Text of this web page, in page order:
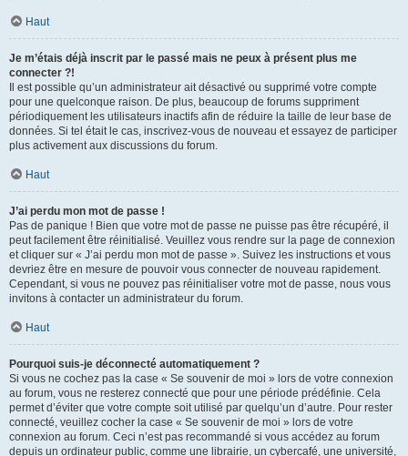
Haut
Je m’étais déjà inscrit par le passé mais ne peux à présent plus me
connecter ?!
Il est possible qu’un administrateur ait désactivé ou supprimé votre compte
pour une quelconque raison. De plus, beaucoup de forums suppriment
périodiquement les utilisateurs inactifs afin de réduire la taille de leur base de
données. Si tel était le cas, inscrivez-vous de nouveau et essayez de participer
plus activement aux discussions du forum.
Haut
J’ai perdu mon mot de passe !
Pas de panique ! Bien que votre mot de passe ne puisse pas être récupéré, il
peut facilement être réinitialisé. Veuillez vous rendre sur la page de connexion
et cliquer sur « J’ai perdu mon mot de passe ». Suivez les instructions et vous
devriez être en mesure de pouvoir vous connecter de nouveau rapidement.
Cependant, si vous ne pouvez pas réinitialiser votre mot de passe, nous vous
invitons à contacter un administrateur du forum.
Haut
Pourquoi suis-je déconnecté automatiquement ?
Si vous ne cochez pas la case « Se souvenir de moi » lors de votre connexion
au forum, vous ne resterez connecté que pour une période prédéfinie. Cela
permet d’éviter que votre compte soit utilisé par quelqu’un d’autre. Pour rester
connecté, veuillez cocher la case « Se souvenir de moi » lors de votre
connexion au forum. Ceci n’est pas recommandé si vous accédez au forum
depuis un ordinateur public, comme une librairie, un cybercafé, une université,